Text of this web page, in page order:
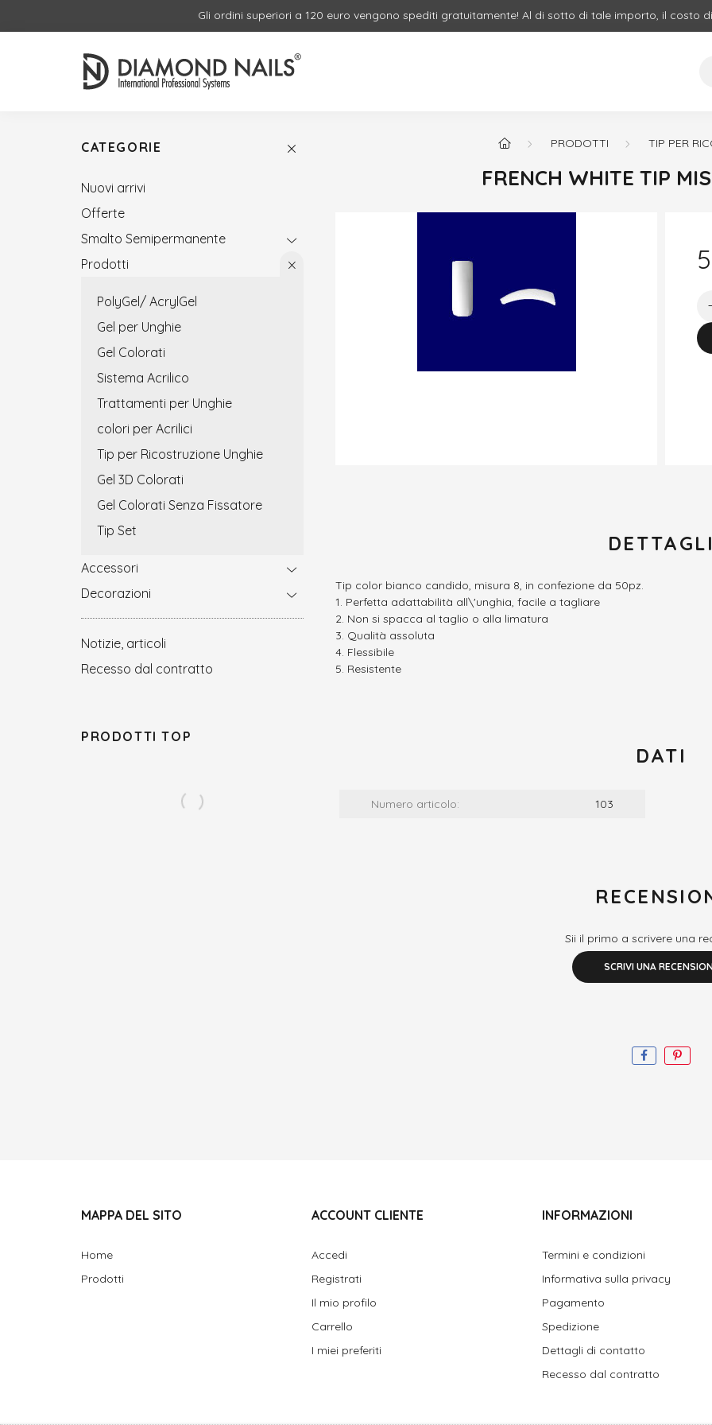
Gli ordini superiori a 120 euro vengono spediti gratuitamente! Al di sotto di tale importo, il costo
CATEGORIE
Nuovi arrivi
Offerte
Smalto Semipermanente
Prodotti
PolyGel/ AcrylGel
Gel per Unghie
Gel Colorati
Sistema Acrilico
Trattamenti per Unghie
colori per Acrilici
Tip per Ricostruzione Unghie
Gel 3D Colorati
Gel Colorati Senza Fissatore
Tip Set
Accessori
Decorazioni
Notizie, articoli
Recesso dal contratto
PRODOTTI TOP
PRODOTTI TIP PER
FRENCH WHITE TIP
Tip color bianco candido, misura 8, in confezione da 50pz.
Perfetta adattabilità all\'unghia, facile a tagliare
Non si spacca al taglio o alla limatura
Qualità assoluta
Flessibile
Resistente
DATI
Numero articolo: 103
Sii il primo a scrivere una
SCRIVI UNA
MAPPA DEL SITO
Home
Prodotti
ACCOUNT CLIENTE
Accedi
Registrati
Il mio profilo
Carrello
I miei preferiti
INFORMAZIONI
Termini e condizioni
Informativa sulla privacy
Pagamento
Spedizione
Dettagli di contatto
Recesso dal contratto